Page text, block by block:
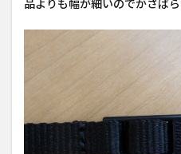
品よりも幅が細いのでかさば